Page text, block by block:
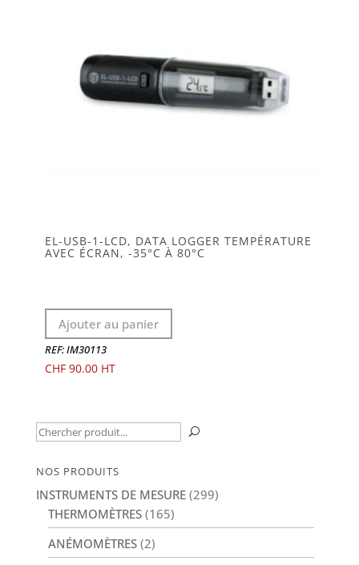
EL-USB-1-LCD, DATA LOGGER TEMPÉRATURE
AVEC ÉCRAN, -35°C À 80°C
Ajouter au panier
REF: IM30113
CHF90.00
Recherche
U
NOS PRODUITS
INSTRUMENTS DE MESURE (299)
THERMOMÈTRES (165)
ANÉMOMÈTRES (2)